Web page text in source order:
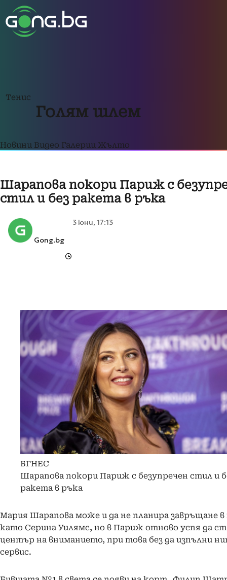
Тенис
Голям шлем
Новини Видео Галерии Жълто
Шарапова покори Париж с
стил и без ракета в ръка
Gong.bg
3 юни, 17:13
БГНЕС
Шарапова покори Париж с безупречен стил и
ракета в ръка
Мария Шарапова може и да не планира завръщане в
като Серина Уилямс, но в Париж отново успя да
център на вниманието, при това без да изпълни
сервис.